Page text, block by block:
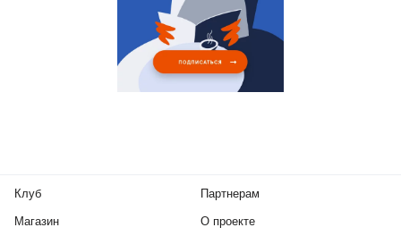
Клуб
Магазин
Партнерам
О проекте